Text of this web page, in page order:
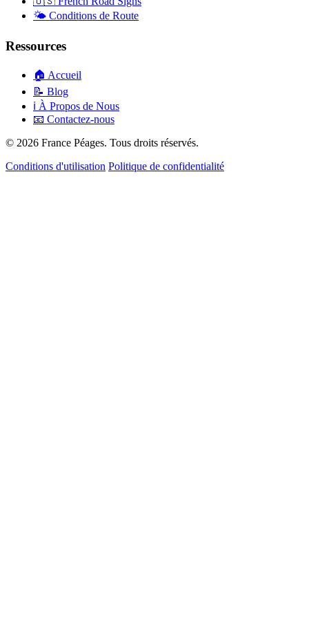
🌤️ Conditions de Route
Ressources
🏠 Accueil
📝 Blog
ℹ️ À Propos de Nous
📧 Contactez-nous
© 2026 France Péages. Tous droits réservés.
Conditions d'utilisation Politique de confidentialité